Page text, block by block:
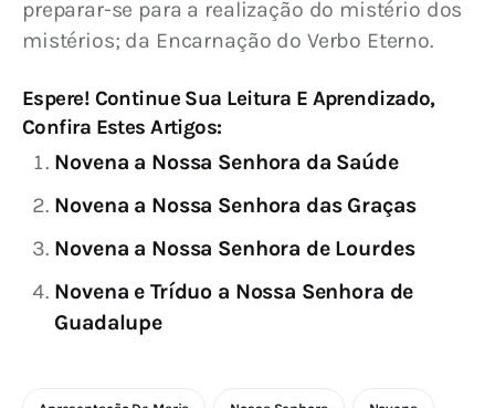
preparar-se para a realização do mistério dos
mistérios; da Encarnação do Verbo Eterno.
Espere! Continue Sua Leitura E Aprendizado,
Confira Estes Artigos:
Novena a Nossa Senhora da Saúde
Novena a Nossa Senhora das Graças
Novena a Nossa Senhora de Lourdes
Novena e Tríduo a Nossa Senhora de
Guadalupe